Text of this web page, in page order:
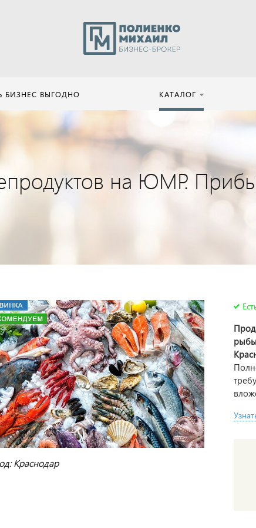
БИЗНЕС ВЫГОДНО КАТАЛОГ
на ЮМР.
Краснодар